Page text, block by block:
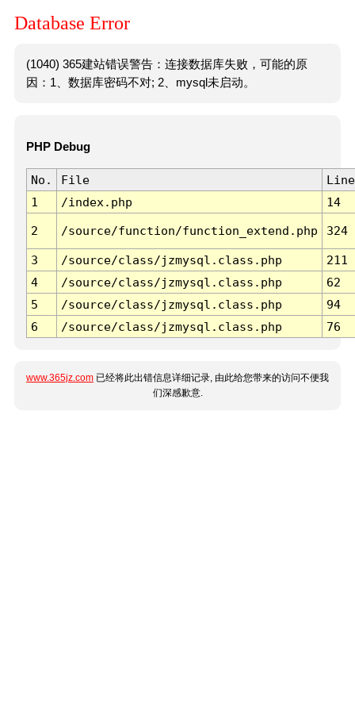
Database Error
(1040) 365建站错误警告：连接数据库失败，可能的原
因：1、数据库密码不对; 2、mysql未启动。
PHP Debug
No. File
Line
1
/index.php 14
2 /source/function/function_extend.php 324
3 /source/class/jzmysql.class.php
211
4
/source/class/jzmysql.class.php
62
5
/source/class/jzmysql.class.php
94
6
/source/class/jzmysql.class.php 76
www.365jz.com 已经将此出错信息详细记录, 由此给您带来的访问不便我
们深感歉意.